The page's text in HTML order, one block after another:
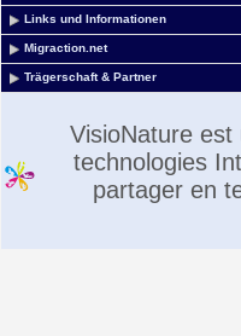
Links und Informationen
Migraction.net
Trägerschaft & Partner
VisioNature
technologies
partager en